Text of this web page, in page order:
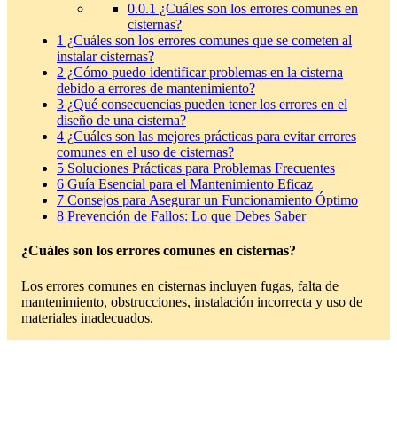
0.0.1 ¿Cuáles son los errores comunes en
cisternas?
1 ¿Cuáles son los errores comunes que se cometen al
instalar cisternas?
2 ¿Cómo puedo identificar problemas en la cisterna
debido a errores de mantenimiento?
3 ¿Qué consecuencias pueden tener los errores en el
diseño de una cisterna?
4 ¿Cuáles son las mejores prácticas para evitar errores
comunes en el uso de cisternas?
5 Soluciones Prácticas para Problemas Frecuentes
6 Guía Esencial para el Mantenimiento Eficaz
7 Consejos para Asegurar un Funcionamiento Óptimo
8 Prevención de Fallos: Lo que Debes Saber
¿Cuáles son los errores comunes en cisternas?
Los errores comunes en cisternas incluyen fugas, falta de
mantenimiento, obstrucciones, instalación incorrecta y uso de
materiales inadecuados.